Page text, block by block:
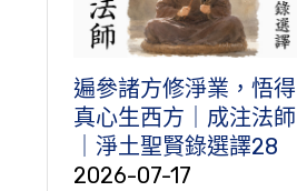
遍參諸方修淨業，悟得
真心生西方｜成注法師
｜淨土聖賢錄選譯28
2026-07-17